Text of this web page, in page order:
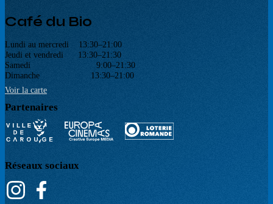
Café du Bio
Lundi au mercredi 13:30–21:00
Jeudi et vendredi 13:30–21:30
Samedi 9:00–21:30
Dimanche 13:30–21:00
Voir la carte
Partenaires
Réseaux sociaux